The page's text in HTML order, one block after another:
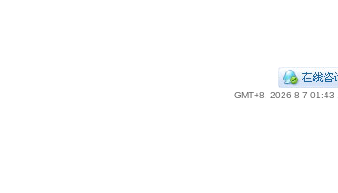
GMT+8, 2026-8-7 01:43